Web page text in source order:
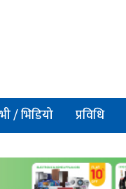
/ भिडियो प्रविधि